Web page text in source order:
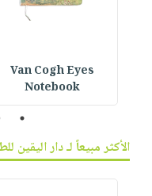
Van Cogh Eyes
Notebook
1
الأكثر مبيعاً لـ دار اليقين